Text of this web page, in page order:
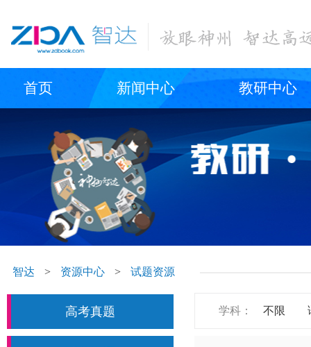
首页 新闻中心 教研中心
智达 > 资源中心 > 试题资源
高考真题 学科： 不限